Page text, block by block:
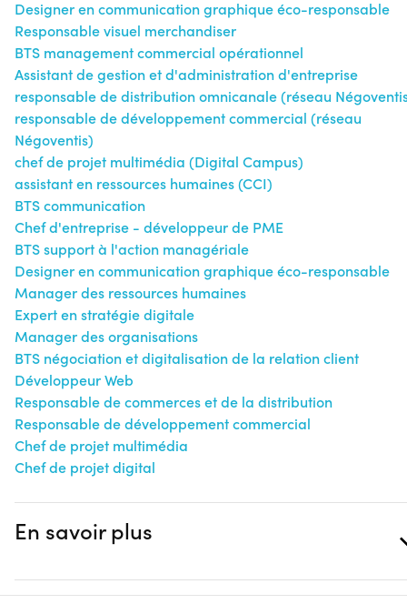
Designer en communication graphique éco-responsable
Responsable visuel merchandiser
BTS management commercial opérationnel
Assistant de gestion et d'administration d'entreprise
responsable de distribution omnicanale (réseau
responsable de développement commercial (réseau
Négoventis)
chef de projet multimédia (Digital Campus)
assistant en ressources humaines (CCI)
BTS communication
Chef d'entreprise - développeur de PME
BTS support à l'action managériale
Designer en communication graphique éco-responsable
Manager des ressources humaines
Expert en stratégie digitale
Manager des organisations
BTS négociation et digitalisation de la relation client
Développeur Web
Responsable de commerces et de la distribution
Responsable de développement commercial
Chef de projet multimédia
Chef de projet digital
En savoir plus